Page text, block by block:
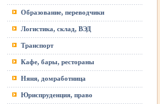
Образование, переводчики
Логистика, склад, ВЭД
Транспорт
Кафе, бары, рестораны
Няня, домработница
Юриспруденция, право